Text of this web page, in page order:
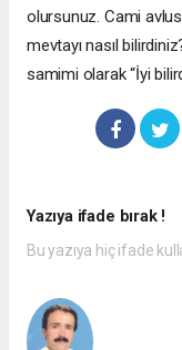
olursunuz. Cami
mevtayı nasıl
samimi olarak “İyi
Yazıya ifade bırak !
Bu yazıya hiç ifade